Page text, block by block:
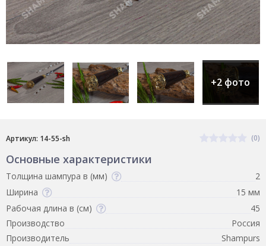
+2 фото
Артикул: 14-55-sh (0)
Основные характеристики
Толщина шампура в (мм)
2
Ширина
15 мм
Рабочая длина в (см)
45
Производство
Россия
Производитель
Shampurs